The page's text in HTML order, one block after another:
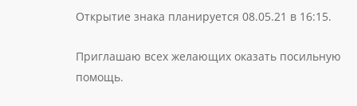
Открытие знака планируется 08.05.21 в 16:15.
Приглашаю всех желающих оказать посильную
помощь.